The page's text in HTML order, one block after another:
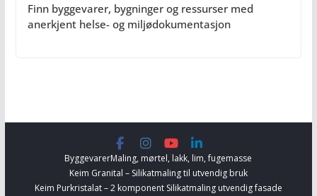
Finn byggevarer, bygninger og ressurser med
anerkjent helse- og miljødokumentasjon
ByggevarerMaling, mørtel, lakk, lim, fugemasse
Keim Granital – Silikatmaling til utvendig bruk
Keim Purkristalat – 2 komponent Silikatmaling utvendig fasade